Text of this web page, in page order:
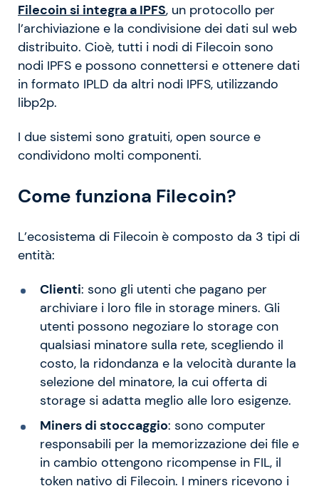
Filecoin si integra a IPFS, un protocollo per
l’archiviazione e la condivisione dei dati sul web
distribuito. Cioè, tutti i nodi di Filecoin sono
nodi IPFS e possono connettersi e ottenere dati
in formato IPLD da altri nodi IPFS, utilizzando
libp2p.
I due sistemi sono gratuiti, open source e
condividono molti componenti.
Come funziona Filecoin?
L’ecosistema di Filecoin è composto da 3 tipi di
entità:
Clienti: sono gli utenti che pagano per
archiviare i loro file in storage miners. Gli
utenti possono negoziare lo storage con
qualsiasi minatore sulla rete, scegliendo il
costo, la ridondanza e la velocità durante la
selezione del minatore, la cui offerta di
storage si adatta meglio alle loro esigenze.
Miners di stoccaggio: sono computer
responsabili per la memorizzazione dei file e
in cambio ottengono ricompense in FIL, il
token nativo di Filecoin. I miners ricevono i